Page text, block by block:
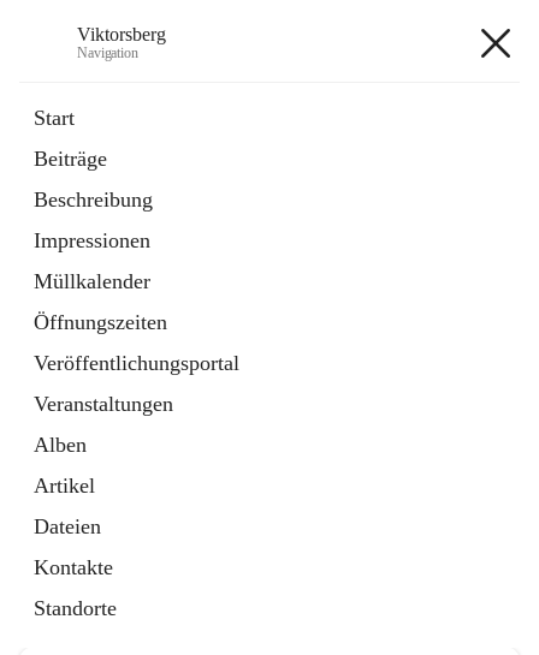
Viktorsberg
Navigation
Start
Beiträge
Beschreibung
Impressionen
Müllkalender
Öffnungszeiten
Veröffentlichungsportal
Veranstaltungen
Alben
Artikel
Dateien
Kontakte
Standorte
1 Schnellzugriff
Bürgerservice
10 Schnellzugriffe